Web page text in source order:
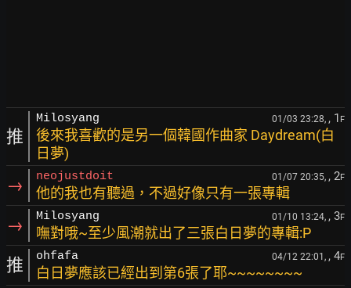
推
Milosyang 01/03 23:28, , 1 F
後來我喜歡的是另一個韓國作曲家 Daydream(白
日夢)
→ neojustdoit 01/07 20:35, , 2F
他的我也有聽過，不過好像只有一張專輯
→ Milosyang 01/10 13:24, , 3F
嘸對哦~至少風潮就出了三張白日夢的專輯:P
推 ohfafa 04/12 22:01, , 4F
白日夢應該已經出到第6張了耶~~~~~~~~